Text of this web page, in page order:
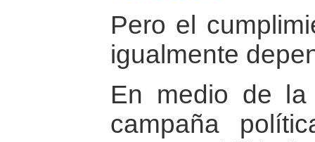
Pero el
igualmente
En medio de la
campaña